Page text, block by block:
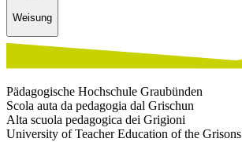
Weisung
Pädagogische Hochschule Graubünden
Scola auta da pedagogia dal Grischun
Alta scuola pedagogica dei Grigioni
University of Teacher Education of the Grisons